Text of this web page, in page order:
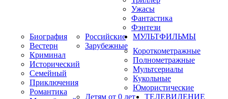
Ужасы
Фантастика
Фэнтези
Биография
Вестерн
Криминал
Исторический
Семейный
Приключения
Романтика
Российские
Зарубежные
МУЛЬТФИЛЬМЫ
Короткометражные
Полнометражные
Мультсериалы
Кукольные
Юмористические
Детям от 0 лет
ТЕЛЕВИДЕНИЕ